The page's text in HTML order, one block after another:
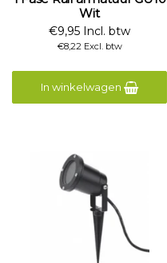
Wit
€9,95 Incl. btw
€8,22 Excl. btw
In winkelwagen